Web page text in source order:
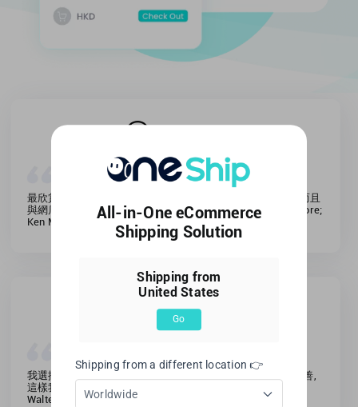
美國
最欣賞OneShip的後台界面，操作簡單、清晰、容易使用，而且
與網店資料同步，出貨快捷，絕對有利網店營運！Ginger Store;
Ken Ma 創辦人
我選擇Shopline因為佢哋有完善的功能,同埋不斷進步不斷完善,
這樣我對這個平台非常有信心和非常喜歡 Healthy express/
Walter (Founder)
All-in-One eCommerce
Shipping Solution
Shipping from
United States
Go
Shipping from a different location 👉
Worldwide